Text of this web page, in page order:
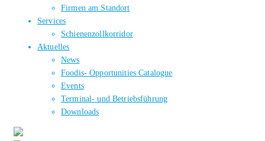
Firmen am Standort
Services
Schienenzollkorridor
Aktuelles
News
Foodis- Opportunities Catalogue
Events
Terminal- und Betriebsführung
Downloads